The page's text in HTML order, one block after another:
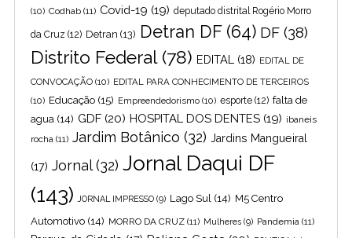
(10) Codhab (11) Covid-19 (19) deputado distrital Rogério Morro
da Cruz (12) Detran (13) Detran DF(64) DF (38)
Distrito Federal(78) EDITAL (18) EDITAL DE
CONVOCAÇÃO (10) EDITAL PARA CONHECIMENTO DE TERCEIROS
(10) Educação (15) Empreendedorismo (10) esporte (12) falta de
agua (14) GDF (20) HOSPITAL DOS DENTES (19) ibaneis
rocha (11) Jardim Botânico (32) Jardins Mangueiral
(17) Jornal(32) Jornal Daqui DF
(143)
JORNAL IMPRESSO (9) Lago Sul (14) M5 Centro
Automotivo (14) MORRO DA CRUZ (11) Mulheres (9) Pandemia (11)